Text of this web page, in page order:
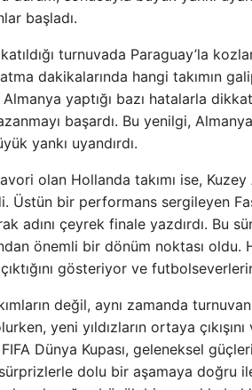
başladı.
turnuvada Paraguay’la
dakikalarında hangi takımın
yaptığı bazı hatalarla
başardı. Bu yenilgi,
yankı uyandırdı.
olan Hollanda takımı ise, Kuzey
Üstün bir performans sergileyen
adını çeyrek finale yazdırdı.
önemli bir dönüm noktası oldu.
gösteriyor ve
değil, aynı zamanda
yeni yıldızların ortaya
Dünya Kupası, geleneksel
dolu bir aşamaya doğru